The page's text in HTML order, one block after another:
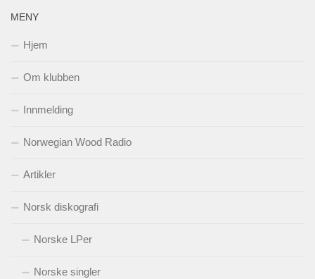
MENY
Hjem
Om klubben
Innmelding
Norwegian Wood Radio
Artikler
Norsk diskografi
Norske LPer
Norske singler